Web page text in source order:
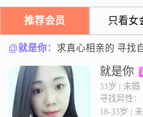
推荐会员 只看女
@就是你： 求真心相亲的 寻找
就是你
33岁 | 未婚
寻找异性：
18-33岁 |